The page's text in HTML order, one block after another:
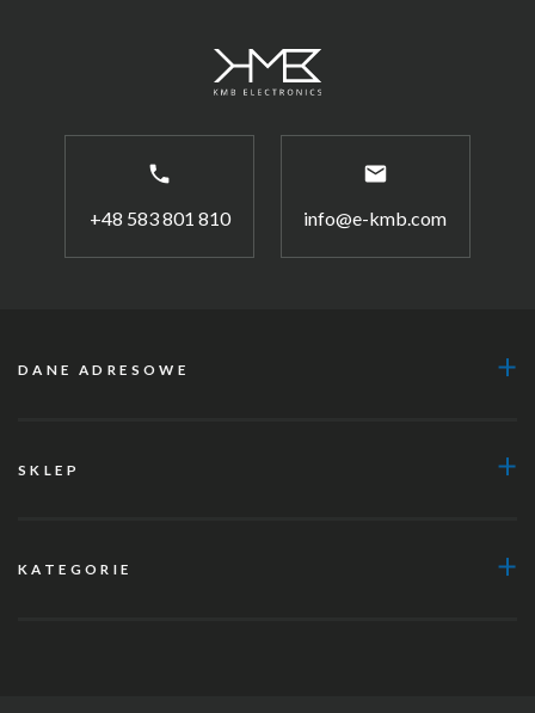
phone
+48 583 801 810
email
info@e-kmb.com
DANE ADRESOWE
SKLEP
KATEGORIE